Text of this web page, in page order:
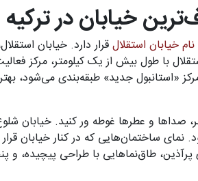
خیابان در ترکیه
خیابان استقلالقرار دارد. خیابان
با طول بیش از یک کیلومتر، مرکز
«استانبول جدید» طبقه‌بندی می‌شود،
صداها و عطرها غوطه ور کنید. خیابان
ساختمان‌هایی که در کنار خیابان
طاق‌نماهایی با طراحی پیچیده، و